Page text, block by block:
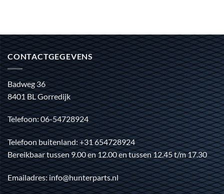
CONTACTGEGEVENS
Badweg 36
8401 BL Gorredijk
Telefoon: 06-54728924
Telefoon buitenland: +31 654728924
Bereikbaar tussen 9.00 en 12.00 en tussen 12.45 t/m 17.30
Emailadres: info@hunterparts.nl